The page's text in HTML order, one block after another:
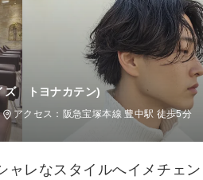
ズ トヨナカテン)
アクセス：阪急宝塚本線 豊中駅 徒歩5分
ャレなスタイルへイメチェ